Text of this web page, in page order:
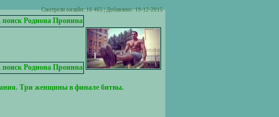
Cмотрели онлайн: 16 465 | Добавлено: 19-12-2015
Три женщины в финале битвы.